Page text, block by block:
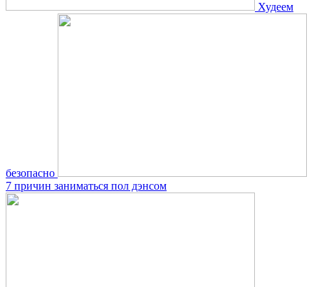
Худеем
безопасно
7 причин заниматься пол дэнсом